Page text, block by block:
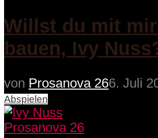
Willst du mit
bauen, Ivy
von Prosanova 266. Juli
Abspielen
Prosanova 26